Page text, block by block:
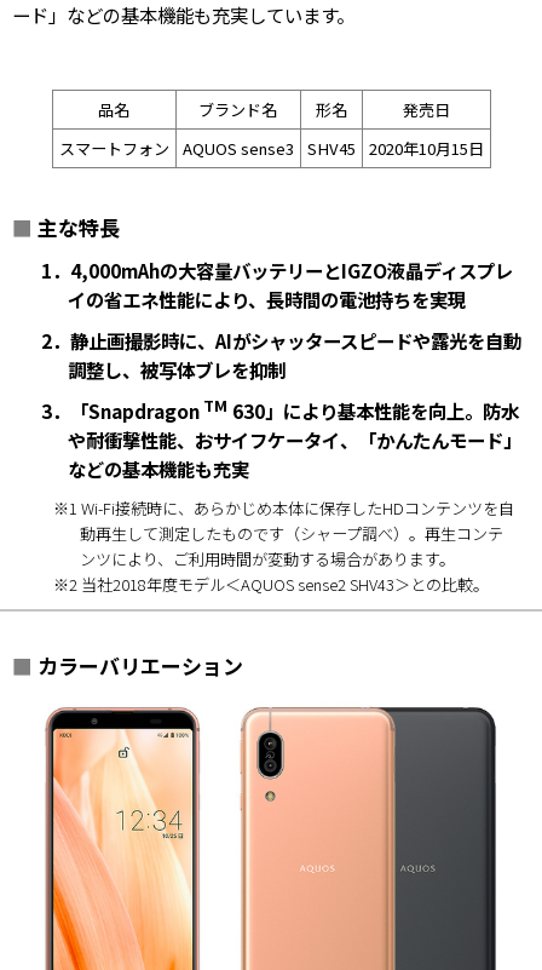
ード」などの基本機能も充実しています。
品名 ブランド名 形名
発売日
スマートフォン
AQUOS sense3 SHV45 2020年10月15日
■ 主な特長
1．4,000mAhの大容量バッテリーとIGZO液晶ディスプレ
イの省エネ性能により、長時間の電池持ちを実現
2．静止画撮影時に、AIがシャッタースピードや露光を自動
調整し、被写体ブレを抑制
3．「Snapdragon TM 630」により基本性能を向上。防水
や耐衝撃性能、おサイフケータイ、「かんたんモード」
などの基本機能も充実
※1 Wi-Fi接続時に、あらかじめ本体に保存したHDコンテンツを自
動再生して測定したものです（シャープ調べ）。再生コンテ
ンツにより、ご利用時間が変動する場合があります。
※2 当社2018年度モデル＜AQUOS sense2 SHV43＞との比較。
■ カラーバリエーション